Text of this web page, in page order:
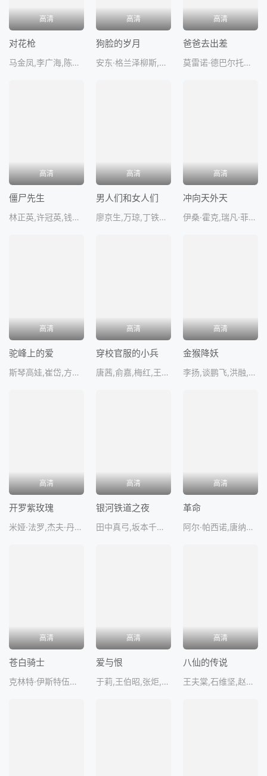
高清
对花枪
马金凤,李广海,陈东,任四亮,马东
高清
狗脸的岁月
安东·格兰泽柳斯,托马斯·冯·布罗姆森,安琪·丽登,梅琳达·金纳曼,基克基·伦德格
高清
爸爸去出差
莫雷诺·德巴尔托利,米基·马诺伊洛维奇,米尔亚娜·卡拉诺维奇,穆斯塔法·纳达雷维奇,米拉·福兰
高清
僵尸先生
林正英,许冠英,钱小豪,李赛凤,楼南
高清
男人们和女人们
廖京生,万琼,丁铁宝,白莉,普超
高清
冲向天外天
伊桑·霍克,瑞凡·菲尼克斯,JasonPresson
高清
驼峰上的爱
斯琴高娃,崔岱,方超,哈斯高娃,格日
高清
穿校官服的小兵
唐茜,俞嘉,梅红,王爽,王玉璋
高清
金猴降妖
李扬,谈鹏飞,洪融,吴鲁生,战
高清
开罗紫玫瑰
米娅·法罗,杰夫·丹尼尔斯,丹尼·爱罗,欧文·梅茨曼,VictoriaZussi
高清
银河铁道之夜
田中真弓,坂本千夏,堀绚子,一城美由希,岛村佳
高清
革命
阿尔·帕西诺,唐纳德·萨瑟兰,娜塔莎·金斯基,琼·普莱怀特,戴夫·
高清
苍白骑士
克林特·伊斯特伍德,迈克尔·莫里亚蒂,卡丽·斯诺格丽丝,克里斯·潘,理查德·戴萨特
高清
爱与恨
于莉,王伯昭,张炬,李薇,侯冠群
高清
八仙的传说
王夫棠,石维坚,赵钱孙,田晓梅,铁牛